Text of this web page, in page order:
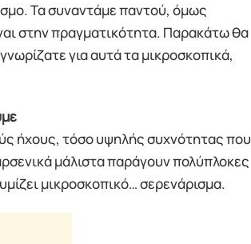
Τα συναντάμε παντού, όμως
στην πραγματικότητα. Παρακάτω θα
για αυτά τα μικροσκοπικά,
ήχους, τόσο υψηλής συχνότητας που
μάλιστα παράγουν πολύπλοκες
μικροσκοπικό… σερενάρισμα.